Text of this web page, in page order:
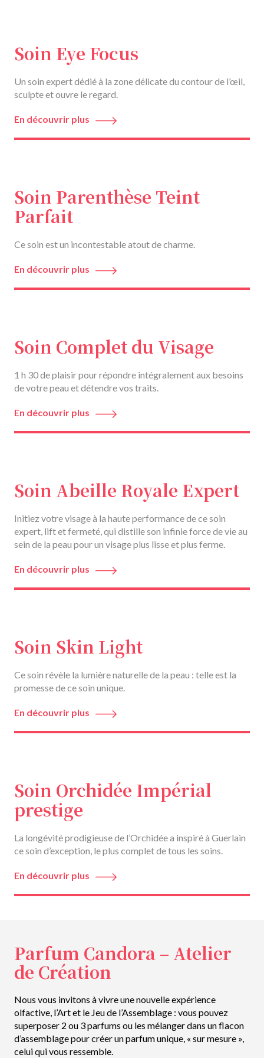
Soin Eye Focus
Un soin expert dédié à la zone délicate du contour de l’œil,
sculpte et ouvre le regard.
En découvrir plus
Soin Parenthèse Teint
Parfait
Ce soin est un incontestable atout de charme.
En découvrir plus
Soin Complet du Visage
1 h 30 de plaisir pour répondre intégralement aux besoins
de votre peau et détendre vos traits.
En découvrir plus
Soin Abeille Royale Expert
Initiez votre visage à la haute performance de ce soin
expert, lift et fermeté, qui distille son infinie force de vie au
sein de la peau pour un visage plus lisse et plus ferme.
En découvrir plus
Soin Skin Light
Ce soin révèle la lumière naturelle de la peau : telle est la
promesse de ce soin unique.
En découvrir plus
Soin Orchidée Impérial
prestige
La longévité prodigieuse de l’Orchidée a inspiré à Guerlain
ce soin d’exception, le plus complet de tous les soins.
En découvrir plus
Parfum Candora – Atelier
de Création
Nous vous invitons à vivre une nouvelle expérience
olfactive, l’Art et le Jeu de l’Assemblage : vous pouvez
superposer 2 ou 3 parfums ou les mélanger dans un flacon
d’assemblage pour créer un parfum unique, « sur mesure »,
celui qui vous ressemble.